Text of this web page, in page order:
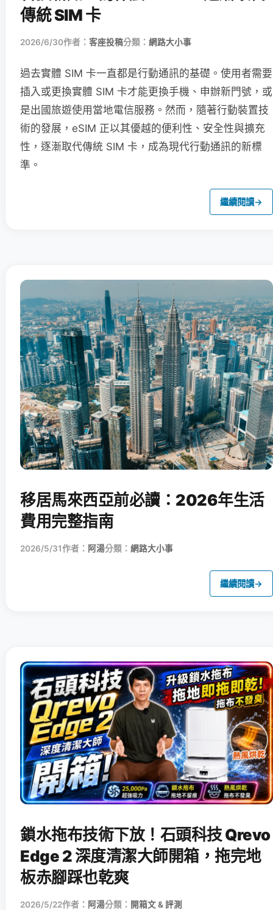
傳統 SIM 卡
2026/6/30作者： 客座投稿分類： 網路大小事
過去實體 SIM 卡一直都是行動通訊的基礎。使用者需要
插入或更換實體 SIM 卡才能更換手機、申辦新門號，或
是出國旅遊使用當地電信服務。然而，隨著行動裝置技
術的發展，eSIM 正以其優越的便利性、安全性與擴充
性，逐漸取代傳統 SIM 卡，成為現代行動通訊的新標
準。
繼續閱讀→
移居馬來西亞前必讀：2026年生活
費用完整指南
2026/5/31作者： 阿湯分類： 網路大小事
繼續閱讀→
鎖水拖布技術下放！石頭科技 Qrevo
Edge 2 深度清潔大師開箱，拖完地
板赤腳踩也乾爽
2026/5/22作者： 阿湯分類： 開箱文 & 評測